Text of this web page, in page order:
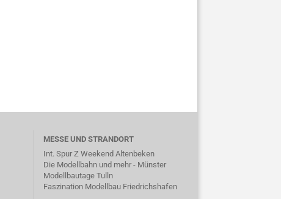
MESSE UND STRANDORT
Int. Spur Z Weekend Altenbeken
Die Modellbahn und mehr - Münster
Modellbautage Tulln
Faszination Modellbau Friedrichshafen